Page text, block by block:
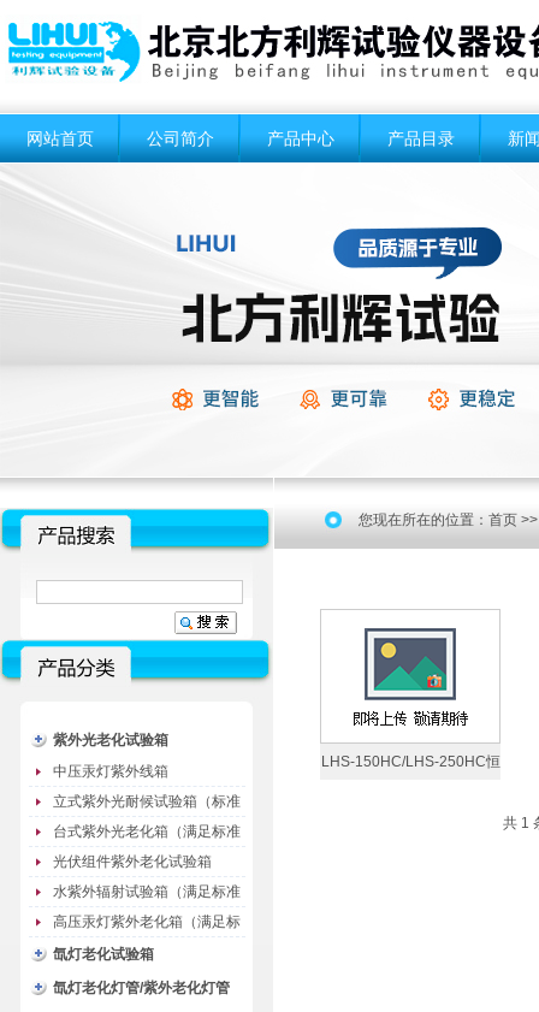
网站首页 公司简介 产品中心 产品目录 新
紫外光老化试验箱
中压汞灯紫外线箱
立式紫外光耐候试验箱（标准
型）
台式紫外光老化箱（满足标准
GB/T16776）
光伏组件紫外老化试验箱
水紫外辐射试验箱（满足标准
JC485-1992）
高压汞灯紫外老化箱（满足标
准GB/T16777）
氙灯老化试验箱
氙灯老化灯管/紫外老化灯管
您现在所在的位置： 首页
LHS-150HC/LHS-250HC恒
共 1